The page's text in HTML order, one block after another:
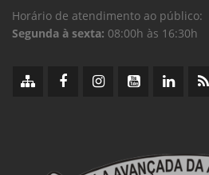
Horário de atendimento ao público:
Segunda à sexta: 08:00h às 16:30h